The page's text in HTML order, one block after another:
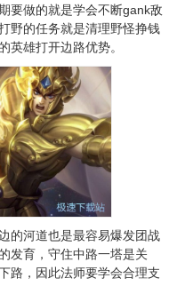
要做的就是学会不断gank敌
野的任务就是清理野怪挣钱
英雄打开边路优势。
的河道也是最容易爆发团战
发育，守住中路一塔是关
路，因此法师要学会合理支